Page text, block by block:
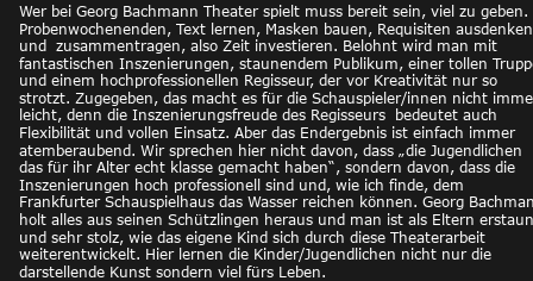
Wer bei Georg Bachmann Theater spielt muss bereit sein, viel zu geben.
Probenwochenenden, Text lernen, Masken bauen, Requisiten
und  zusammentragen, also Zeit investieren. Belohnt wird man mit
fantastischen Inszenierungen, staunendem Publikum, einer tollen
und einem hochprofessionellen Regisseur, der vor Kreativität nur so
strotzt. Zugegeben, das macht es für die Schauspieler/innen nicht
leicht, denn die Inszenierungsfreude des Regisseurs  bedeutet auch
Flexibilität und vollen Einsatz. Aber das Endergebnis ist einfach immer
atemberaubend. Wir sprechen hier nicht davon, dass „die Jugendlichen
das für ihr Alter echt klasse gemacht haben“, sondern davon, dass die
Inszenierungen hoch professionell sind und, wie ich finde, dem
Frankfurter Schauspielhaus das Wasser reichen können. Georg
holt alles aus seinen Schützlingen heraus und man ist als Eltern
und sehr stolz, wie das eigene Kind sich durch diese Theaterarbeit
weiterentwickelt. Hier lernen die Kinder/Jugendlichen nicht nur die
darstellende Kunst sondern viel fürs Leben.